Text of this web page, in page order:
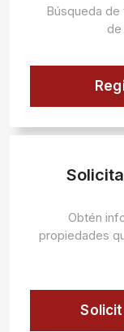
Búsqueda
Obtén
propiedades